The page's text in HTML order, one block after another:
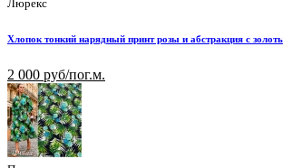
Люрекс
Хлопок тонкий нарядный принт розы и абстракция с
2 000 руб/пог.м.